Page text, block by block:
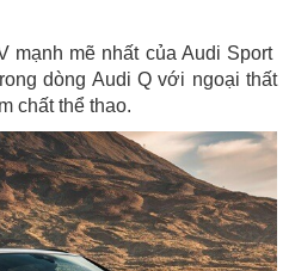
mạnh mẽ nhất của Audi Sport
dòng Audi Q với ngoại thất
chất thể thao.